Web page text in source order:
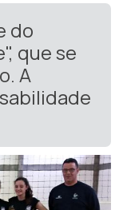
do
que se
A